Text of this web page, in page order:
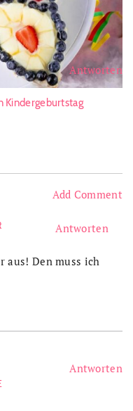
Kindergeburtstag
Add Comment
Antworten
aus! Den muss ich
Antworten
Antworten